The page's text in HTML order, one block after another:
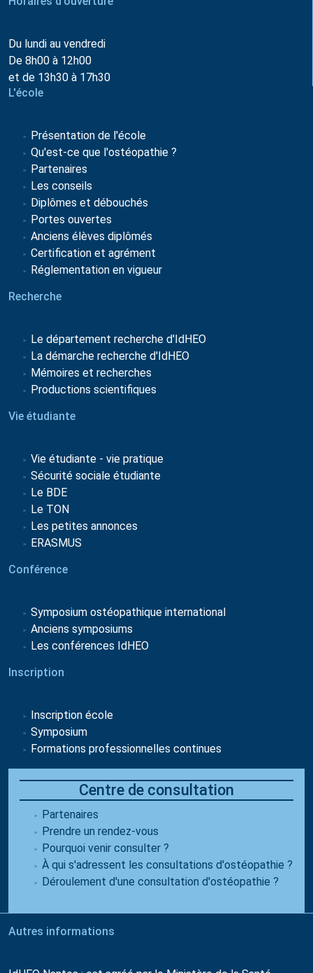
Du lundi au vendredi
De 8h00 à 12h00
et de 13h30 à 17h30
L'école
Présentation de l'école
Qu'est-ce que l'ostéopathie ?
Partenaires
Les conseils
Diplômes et débouchés
Portes ouvertes
Anciens élèves diplômés
Certification et agrément
Réglementation en vigueur
Recherche
Le département recherche d'IdHEO
La démarche recherche d'IdHEO
Mémoires et recherches
Productions scientifiques
Vie étudiante
Vie étudiante - vie pratique
Sécurité sociale étudiante
Le BDE
Le TON
Les petites annonces
ERASMUS
Conférence
Symposium ostéopathique international
Anciens symposiums
Les conférences IdHEO
Inscription
Inscription école
Symposium
Formations professionnelles continues
Centre de consultation
Partenaires
Prendre un rendez-vous
Pourquoi venir consulter ?
À qui s'adressent les consultations d'ostéopathie ?
Déroulement d'une consultation d'ostéopathie ?
Autres informations